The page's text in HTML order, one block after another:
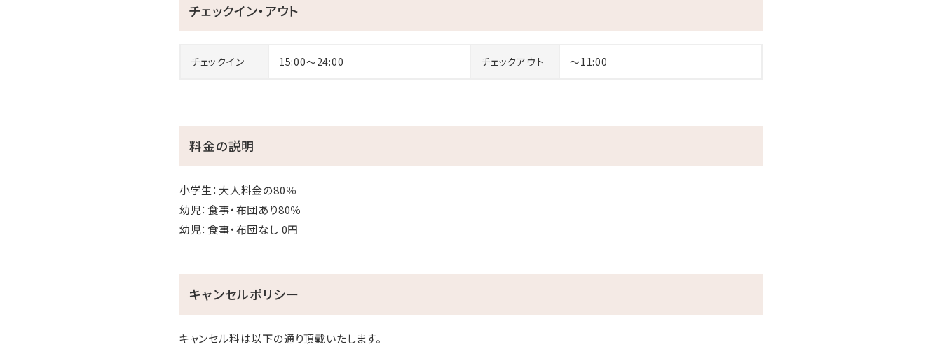
【車-約15分-】今帰仁城跡、瀬底島
＼探している日程に空きがあるかも／
>>スタンダードツイン・ガーデンプール(2～4名)はこちら
>>スタンダードツイン・オーシャン(1～4名)はこちら
>>スタンダードツイン・ガーデン(2～4名)はこちら
チェックイン・アウト
チェックイン 15:00～24:00 チェックアウト ～11:00
料金の説明
小学生：大人料金の80％
幼児：食事・布団あり80％
幼児：食事・布団なし 0円
キャンセルポリシー
キャンセル料は以下の通り頂戴いたします。